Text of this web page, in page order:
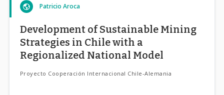
Patricio Aroca
Development of Sustainable Mining
Strategies in Chile with a
Regionalized National Model
Proyecto Cooperación Internacional Chile-Alemania